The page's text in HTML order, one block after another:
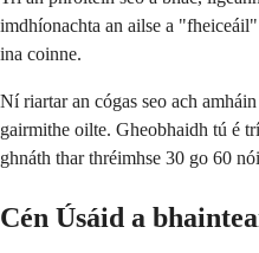
imdhíonachta an ailse a
ina coinne.
Ní riartar an cógas seo ach
gairmithe oilte. Gheobhaidh tú é
ghnáth thar thréimhse 30 go 60
Cén Úsáid a